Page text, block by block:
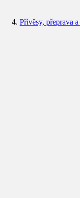
Přívěsy, přeprava